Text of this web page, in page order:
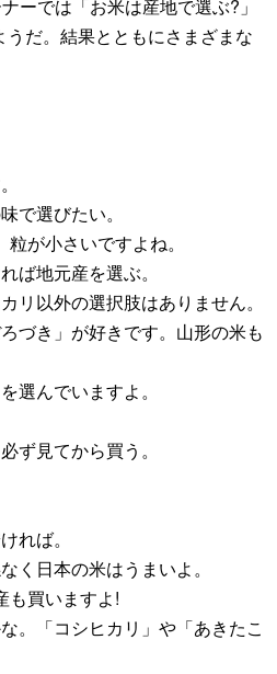
ーでは「お米は産地で選ぶ?」
だ。結果とともにさまざまな
で選びたい。
が小さいですよね。
ば地元産を選ぶ。
リ以外の選択肢はありません。
づき」が好きです。山形の米も
選んでいますよ。
ず見てから買う。
れば。
く日本の米はうまいよ。
も買いますよ!
。「コシヒカリ」や「あきたこ